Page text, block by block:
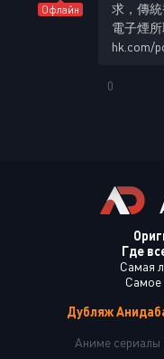
Офлайн
求，傳
電子煙
hk.com/
0
Где
Самая
Самое
Дубляж
Аниме сериалы